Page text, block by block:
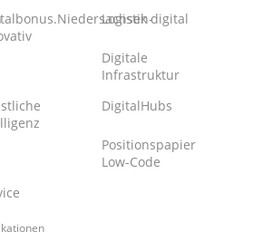
Logistik digital
Digitale
Infrastruktur
DigitalHubs
Positionspapier
Low-Code